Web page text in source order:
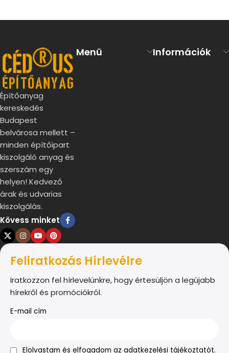
Építőanyag
kereskedés
Budapest
belvárosa mellett –
minden építőipart
kiszolgáló anyag és
szerszám egy
helyen! Kedvező
árak és udvarias
kiszolgálás.
Kövess minket
Menü Információk
Feliratkozás Hírlevélre
Iratkozzon fel hírlevelünkre, hogy értesüljön a legújabb
hírekről és promóciókról.
E-mail cím
Elolvastam és elfogadom az adatkezelési tájékoztatót.